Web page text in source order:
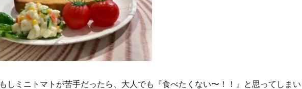
もしミニトマトが苦手だったら、大人でも『食べたくない〜！！』と思ってしま